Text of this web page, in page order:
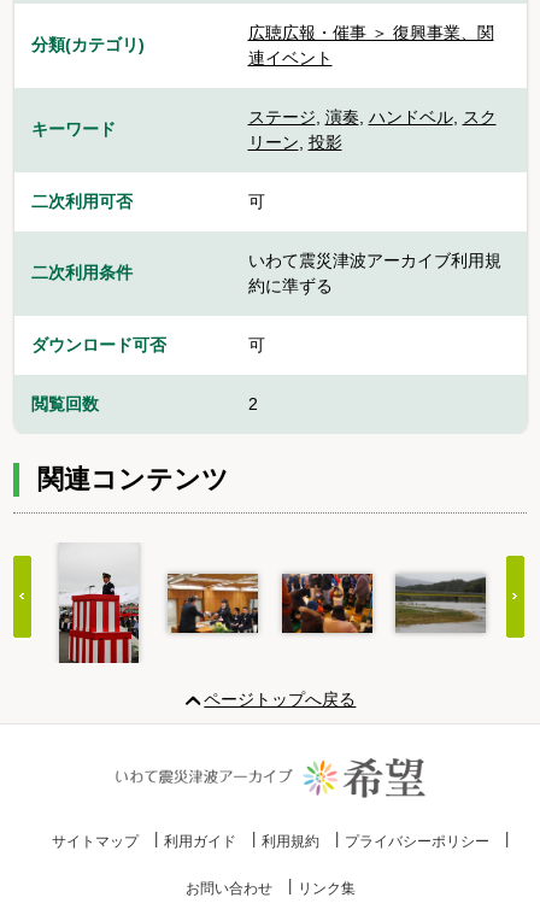
分類(カテゴリ)
広聴広報・催事 ＞ 復興事業、関
連イベント
キーワード
ステージ, 演奏, ハンドベル, スク
リーン, 投影
二次利用可否 可
二次利用条件
いわて震災津波アーカイブ利用規
約に準ずる
ダウンロード可否 可
閲覧回数 2
関連コンテンツ
20
ページトップへ戻る
サイトマップ 利用ガイド 利用規約 プライバシーポリシー
お問い合わせ リンク集